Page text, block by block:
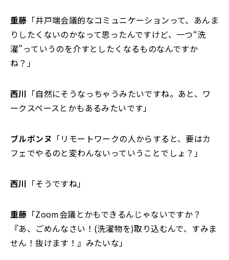
重藤 「井戸端会議的なコミュニケーションって、あんま
りしたくないのかなって思ったんですけど、一つ“洗
濯”っていうのを介すとしたくなるものなんですか
ね？」
西川 「自然にそうなっちゃうみたいですね。あと、ワ
ークスペースとかもあるみたいです」
ブルボンヌ 「リモートワークの人からすると、要はカ
フェでやるのと変わんないっていうことでしょ？」
西川 「そうですね」
重藤 「Zoom会議とかもできるんじゃないですか？
『あ、ごめんなさい！(洗濯物を)取り込むんで、すみま
せん！抜けます！』みたいな」